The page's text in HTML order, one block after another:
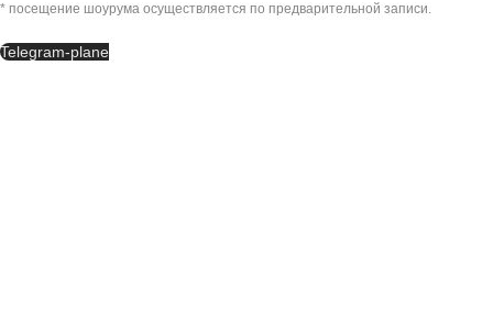
Москва, Нижняя Сыромятническая улица, 11к1, офис 210
* посещение шоурума осуществляется по предварительной записи.
Telegram-plane